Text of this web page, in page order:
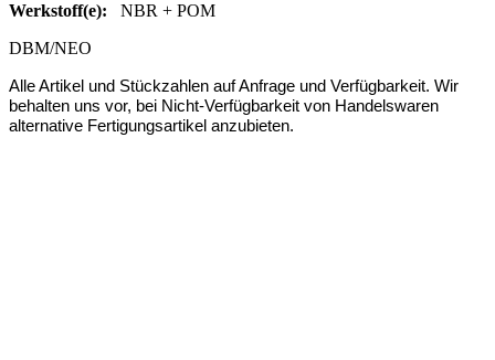
Werkstoff(e): NBR + POM
DBM/NEO
Alle Artikel und Stückzahlen auf Anfrage und Verfügbarkeit. Wir
behalten uns vor, bei Nicht-Verfügbarkeit von Handelswaren
alternative Fertigungsartikel anzubieten.